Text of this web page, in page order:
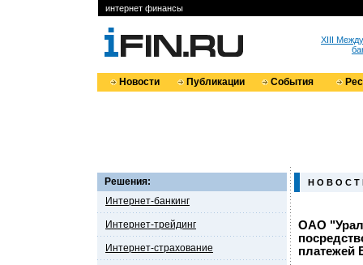
интернет финансы
XIII
Новости Публикации События
Решения:
Интернет-банкинг
Интернет-трейдинг
Интернет-страхование
Н О В О С Т
ОАО
платежей